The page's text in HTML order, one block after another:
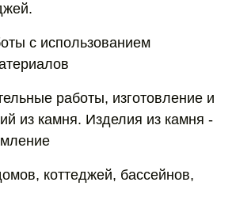
с использованием
работы, изготовление и
из камня. Изделия из камня -
коттеджей, бассейнов,